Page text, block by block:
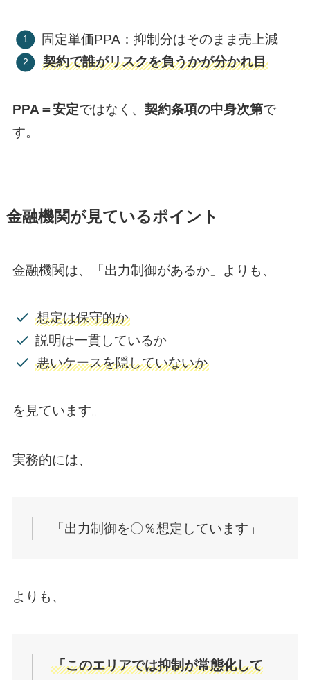
固定単価PPA：抑制分はそのまま売上減
契約で誰がリスクを負うかが分かれ目
PPA＝安定ではなく、 契約条項の中身次第で
す。
金融機関が見ているポイント
金融機関は、「出力制御があるか」よりも、
想定は保守的か
説明は一貫しているか
悪いケースを隠していないか
を見ています。
実務的には、
「出力制御を〇％想定しています」
よりも、
「このエリアでは抑制が常態化して